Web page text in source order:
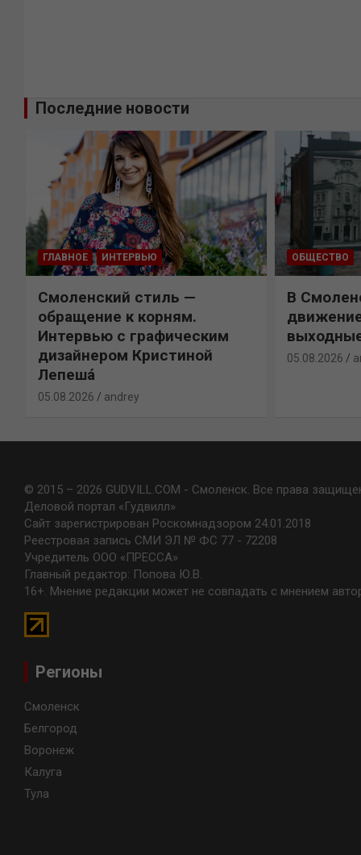
Последние новости
ГЛАВНОЕ ИНТЕРВЬЮ
Смоленский стиль —
обращение к корням.
Интервью с графическим
дизайнером Кристиной
Лепешá
05.08.2026 andrey
ОБЩЕСТВО
В
05.08.2026
© 2015 – 2026 GUDVILL.COM - Смоленск. Все права
Деловой портал «Гудвилл»
Сайт зарегистрирован Роскомнадзором 24.01.2018
Реестровая запись СМИ ЭЛ № ФС 77 - 72208
Учредитель ООО «ПРЕССА»
Главный редактор: Попова Ю.В.
16+. Мнение редакции может не совпадать с мнением
Регионы
Смоленск
Белгород
Воронеж
Калуга
Тула